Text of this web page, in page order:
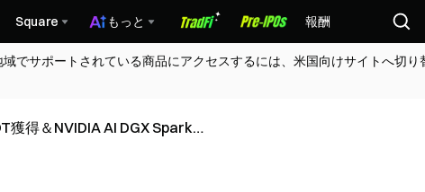
Square もっと 報酬
でサポートされている商品にアクセスするには、米国向けサイトへ切り
得＆NVIDIA AI DGX Sparkが